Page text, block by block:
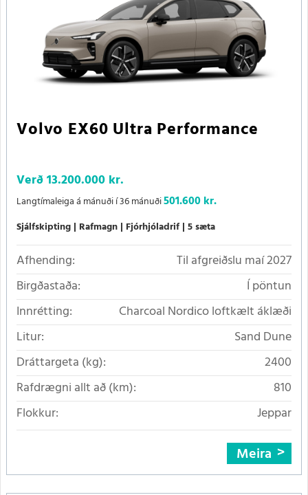
Volvo EX60 Ultra Performance
Verð13.200.000 kr.
Langtímaleiga á mánuði í 36 mánuði501.600 kr.
Sjálfskipting Rafmagn Fjórhjóladrif 5 sæta
Afhending:
Til afgreiðslu maí 2027
Birgðastaða:
Í pöntun
Innrétting:
Charcoal Nordico loftkælt áklæði
Litur:
Sand Dune
Dráttargeta (kg):
2400
Rafdrægni allt að (km):
810
Flokkur:
Jeppar
Meira